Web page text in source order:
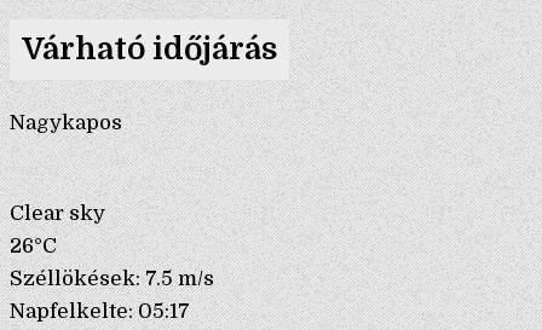
Várható időjárás
Nagykapos
Clear sky
26°C
Széllökések: 7.5 m/s
Napfelkelte: 05:17